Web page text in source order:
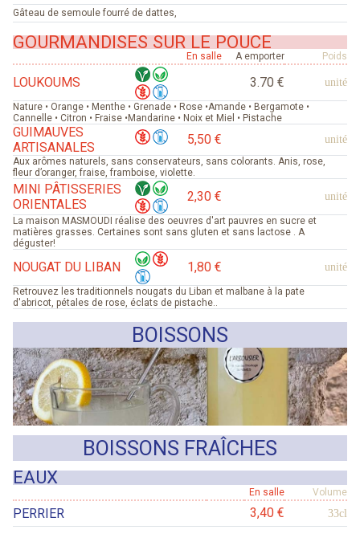
Gâteau de semoule fourré de dattes,
GOURMANDISES SUR LE POUCE
En salle A emporter Poids
LOUKOUMS 3.70 € unité
Nature • Orange • Menthe • Grenade • Rose •Amande • Bergamote •
Cannelle • Citron • Fraise •Mandarine • Noix et Miel • Pistache
GUIMAUVES
ARTISANALES
5,50 € unité
Aux arômes naturels, sans conservateurs, sans colorants. Anis, rose,
fleur d’oranger, fraise, framboise, violette.
MINI PÂTISSERIES
ORIENTALES
2,30 € unité
La maison MASMOUDI réalise des oeuvres d'art pauvres en sucre et
matières grasses. Certaines sont sans gluten et sans lactose . A
déguster!
NOUGAT DU LIBAN 1,80 € unité
Retrouvez les traditionnels nougats du Liban et malbane à la pate
d'abricot, pétales de rose, éclats de pistache..
BOISSONS
BOISSONS FRAÎCHES
EAUX
En salle Volume
PERRIER 3,40 € 33cl